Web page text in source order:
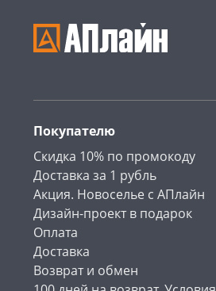
Покупателю
Скидка 10% по промокоду
Доставка за 1 рубль
Акция. Новоселье с АПлайн
Дизайн-проект в подарок
Оплата
Доставка
Возврат и обмен